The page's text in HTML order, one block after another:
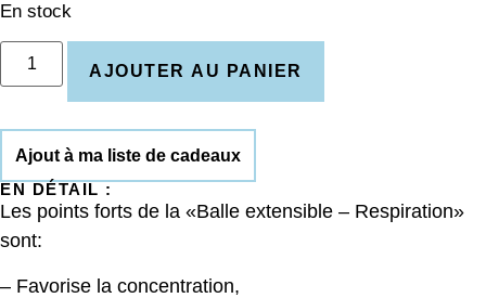
En stock
AJOUTER AU PANIER
Ajout à ma liste de cadeaux
EN DÉTAIL :
Les points forts de la «Balle extensible – Respiration»
sont:
– Favorise la concentration,